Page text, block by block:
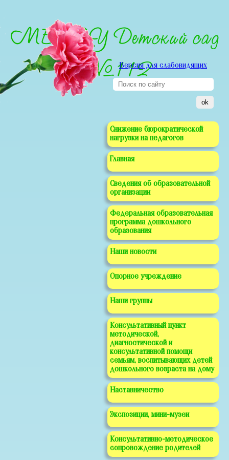
МБДОУ Детский сад
№112Версия для слабовидящих
Снижение бюрократической
нагрузки на педагогов
Главная
Сведения об образовательной
организации
Федеральная образовательная
программа дошкольного
образования
Наши новости
Опорное учреждение
Наши группы
Консультативный пункт
методической,
диагностической и
консультативной помощи
семьям, воспитывающих детей
дошкольного возраста на дому
Наставничество
Экспозиции, мини-музеи
Консультативно-методическое
сопровождение родителей